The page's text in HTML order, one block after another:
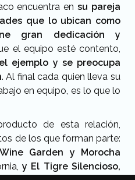
encuentra en su pareja
que lo ubican como
gran dedicación y
el equipo esté contento,
ejemplo y se preocupa
. Al final cada quien lleva su
en equipo, es lo que lo
de esta relación,
de los que forman parte:
Garden y Morocha
y El Tigre Silencioso,